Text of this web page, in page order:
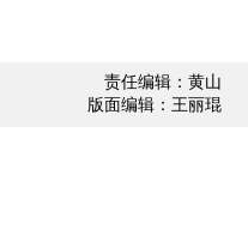
责任编辑：黄山
版面编辑：王丽琨